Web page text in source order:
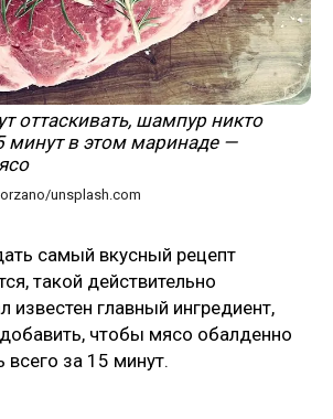
оттаскивать, шампур никто
минут в этом маринаде —
unsplash.com
самый вкусный рецепт
такой действительно
известен главный ингредиент,
чтобы мясо обалденно
за 15 минут.